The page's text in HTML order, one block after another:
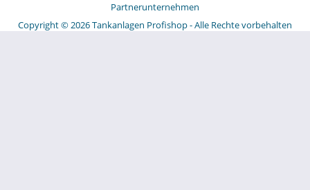
Partnerunternehmen
Copyright © 2026 Tankanlagen Profishop - Alle Rechte vorbehalten